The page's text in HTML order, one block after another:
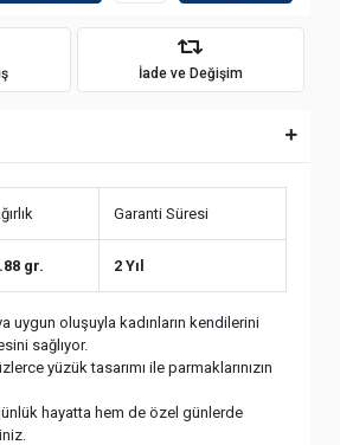
İade ve Değişim
Garanti Süresi
gr. 2 Yıl
uygun oluşuyla kadınların kendilerini
sağlıyor.
yüzük tasarımı ile parmaklarınızın
hayatta hem de özel günlerde